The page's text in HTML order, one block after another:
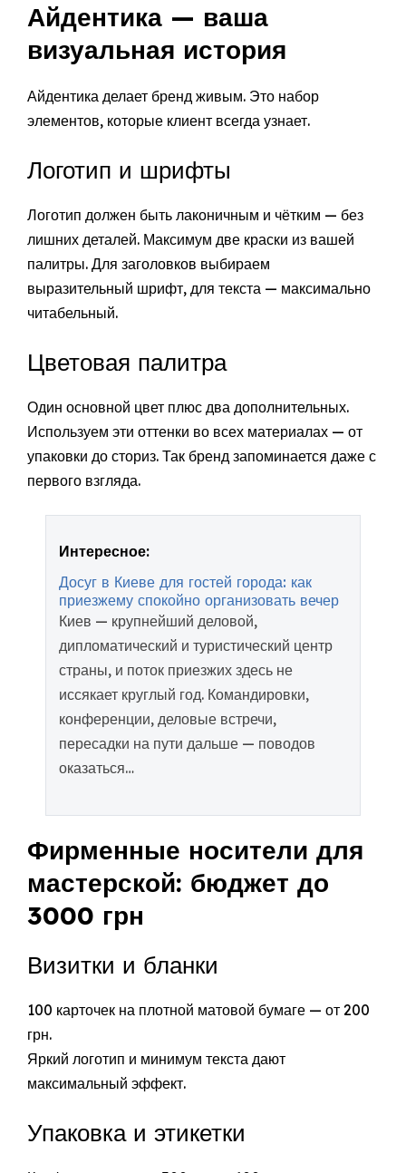
Айдентика — ваша
визуальная история
Айдентика делает бренд живым. Это набор
элементов, которые клиент всегда узнает.
Логотип и шрифты
Логотип должен быть лаконичным и чётким — без
лишних деталей. Максимум две краски из вашей
палитры. Для заголовков выбираем
выразительный шрифт, для текста — максимально
читабельный.
Цветовая палитра
Один основной цвет плюс два дополнительных.
Используем эти оттенки во всех материалах — от
упаковки до сториз. Так бренд запоминается даже с
первого взгляда.
Интересное:
Досуг в Киеве для гостей города: как
приезжему спокойно организовать вечер
Киев — крупнейший деловой,
дипломатический и туристический центр
страны, и поток приезжих здесь не
иссякает круглый год. Командировки,
конференции, деловые встречи,
пересадки на пути дальше — поводов
оказаться…
Фирменные носители для
мастерской: бюджет до
3000 грн
Визитки и бланки
100 карточек на плотной матовой бумаге — от 200
грн.
Яркий логотип и минимум текста дают
максимальный эффект.
Упаковка и этикетки